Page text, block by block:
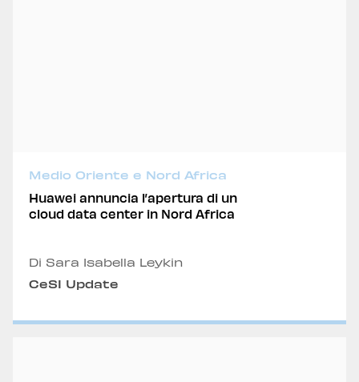
Medio Oriente e Nord Africa
Huawei annuncia l’apertura di un
cloud data center in Nord Africa
Di Sara Isabella Leykin
CeSI Update